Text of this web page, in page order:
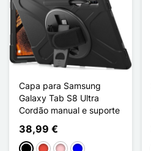
Capa para Samsung
Galaxy Tab S8 Ultra
Cordão manual e suporte
38,99 €